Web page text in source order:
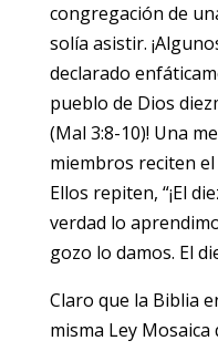
congregación de
solía asistir.
declarado
pueblo de Dios
(Mal 3:8-10)! Una
miembros reciten el
Ellos repiten, “¡El
verdad lo
gozo lo damos. El
Claro que la Biblia
misma Ley